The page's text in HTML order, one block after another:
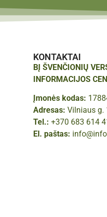
KONTAKTAI
BĮ ŠVENČIONIŲ
INFORMACIJOS
Įmonės kodas:
Adresas: Vilniaus g.
Tel.: +370 683 614
El. paštas: